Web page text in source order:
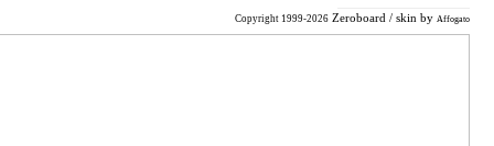
Copyright 1999-2026 Zeroboard / skin by Affogato